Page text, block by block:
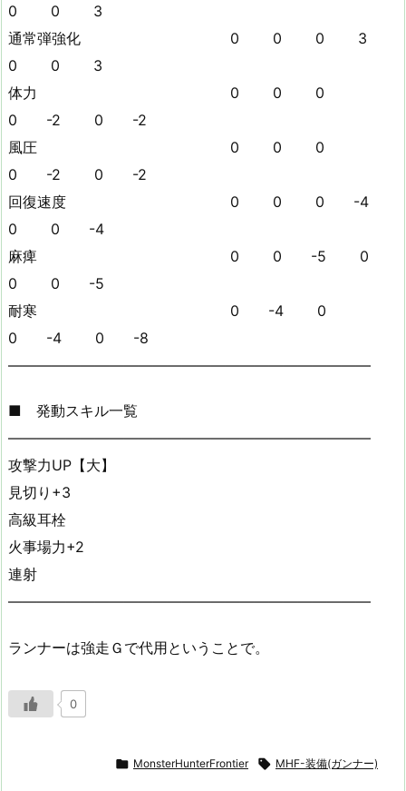
0 0 3
通常弾強化 0 0 0 3
0 0 3
体力 0 0 0
0 -2 0 -2
風圧 0 0 0
0 -2 0 -2
回復速度 0 0 0 -4
0 0 -4
麻痺 0 0 -5 0
0 0 -5
耐寒 0 -4 0
0 -4 0 -8
—————————————————————————
■ 発動スキル一覧
—————————————————————————
攻撃力UP【大】
見切り+3
高級耳栓
火事場力+2
連射
—————————————————————————
ランナーは強走Ｇで代用ということで。
0
 MonsterHunterFrontier  MHF-装備(ガンナー)